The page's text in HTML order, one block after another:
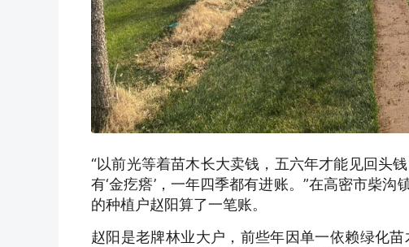
“以前光等着苗木长大卖钱，五六年才能见回头
有‘金疙瘩’，一年四季都有进账。”在高密市柴
的种植户赵阳算了一笔账。
赵阳是老牌林业大户，前些年因单一依赖绿化